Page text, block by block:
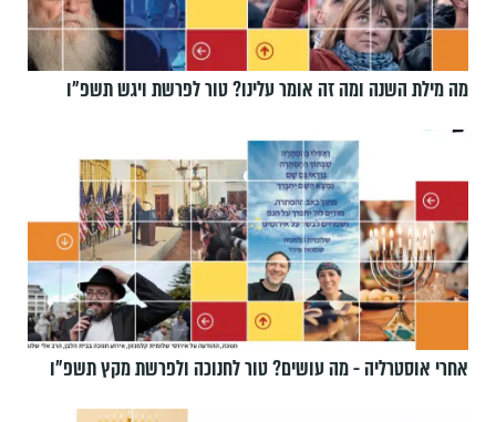
מה מילת השנה ומה זה אומר עלינו? טור לפרשת ויגש תשפ״ו
אחרי אוסטרליה - מה עושים? טור לחנוכה ולפרשת מקץ תשפ״ו